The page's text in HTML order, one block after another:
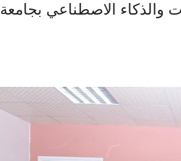
والذكاء الاصطناعي بجامعة